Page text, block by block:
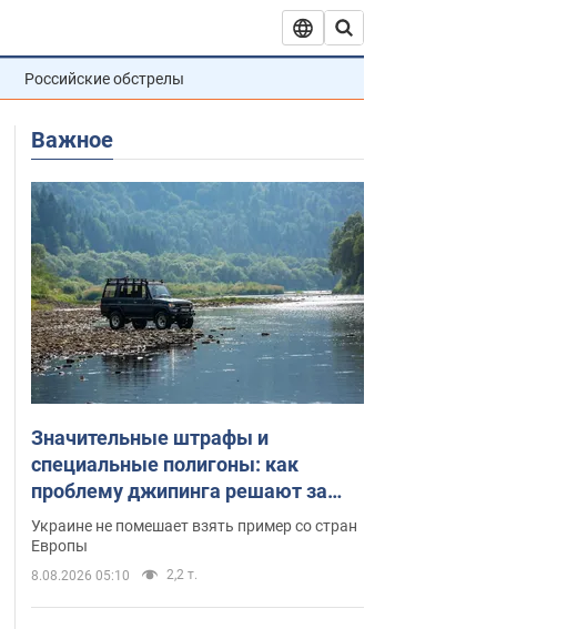
Российские обстрелы
Важное
Значительные штрафы и
специальные полигоны: как
проблему джипинга решают за
границей
Украине не помешает взять пример со стран
Европы
8.08.2026 05:10 2,2 т.